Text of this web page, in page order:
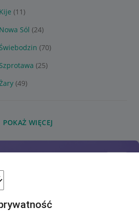
(11)
Sól (24)
(70)
(25)
(49)
POKAŻ WIĘCEJ